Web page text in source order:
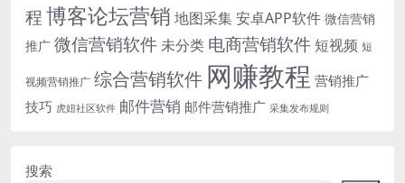
程博客论坛营销 地图采集安卓APP软件 微信营销
推广 微信营销软件未分类 电商营销软件短视频 短
视频营销推广 综合营销软件 网赚教程 营销推广
技巧 虎妞社区软件 邮件营销 邮件营销推广 采集发布规则
搜索